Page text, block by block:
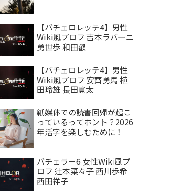
【バチェロレッテ4】男性
Wiki風プロフ 吉本ラバーニ
勇世歩 和田叡
【バチェロレッテ4】男性
Wiki風プロフ 安齊勇馬 植
田玲雄 長田寛太
紙媒体での読書回帰が起こ
っているってホント？2026
年活字を楽しむために！
バチェラー6 女性Wiki風プ
ロフ 辻本菜々子 西川歩希
西田祥子